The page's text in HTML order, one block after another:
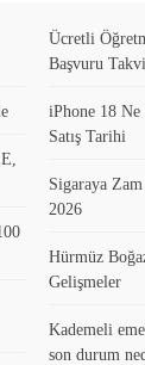
Ücretli
Başvuru
iPhone 18 Ne
Satış Tarihi
Sigaraya
2026
Hürmüz
Gelişmeler
Kademeli
son durum